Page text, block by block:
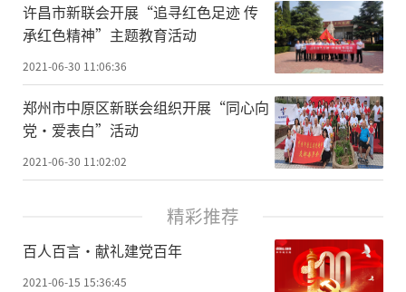
许昌市新联会开展“追寻红色足迹 传
承红色精神”主题教育活动
2021-06-30 11:06:36
郑州市中原区新联会组织开展“同心向
党·爱表白”活动
2021-06-30 11:02:02
精彩推荐
百人百言·献礼建党百年
2021-06-15 15:36:45